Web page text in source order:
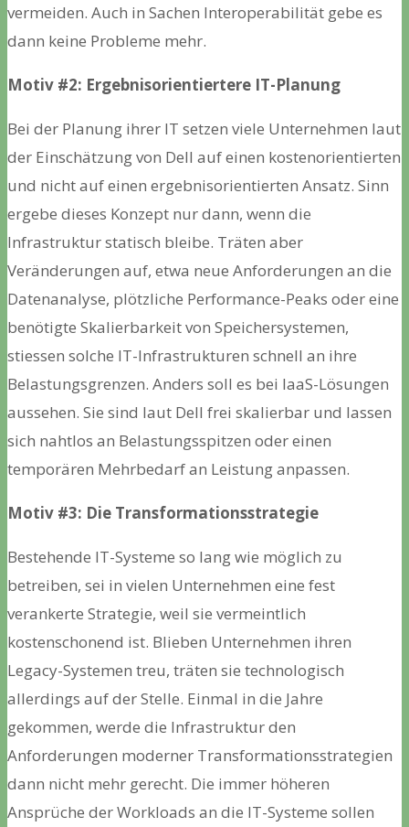
vermeiden. Auch in Sachen Interoperabilität gebe es
dann keine Probleme mehr.
Motiv #2: Ergebnisorientiertere IT-Planung
Bei der Planung ihrer IT setzen viele Unternehmen laut
der Einschätzung von Dell auf einen kostenorientierten
und nicht auf einen ergebnisorientierten Ansatz. Sinn
ergebe dieses Konzept nur dann, wenn die
Infrastruktur statisch bleibe. Träten aber
Veränderungen auf, etwa neue Anforderungen an die
Datenanalyse, plötzliche Performance-Peaks oder eine
benötigte Skalierbarkeit von Speichersystemen,
stiessen solche IT-Infrastrukturen schnell an ihre
Belastungsgrenzen. Anders soll es bei IaaS-Lösungen
aussehen. Sie sind laut Dell frei skalierbar und lassen
sich nahtlos an Belastungsspitzen oder einen
temporären Mehrbedarf an Leistung anpassen.
Motiv #3: Die Transformationsstrategie
Bestehende IT-Systeme so lang wie möglich zu
betreiben, sei in vielen Unternehmen eine fest
verankerte Strategie, weil sie vermeintlich
kostenschonend ist. Blieben Unternehmen ihren
Legacy-Systemen treu, träten sie technologisch
allerdings auf der Stelle. Einmal in die Jahre
gekommen, werde die Infrastruktur den
Anforderungen moderner Transformationsstrategien
dann nicht mehr gerecht. Die immer höheren
Ansprüche der Workloads an die IT-Systeme sollen